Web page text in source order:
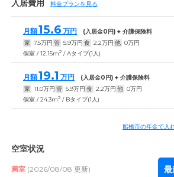
入居費用 料金プランを見る
月額15.6 万円 (入居金0円) + 介護保険料
家 7.5万円 管 5.9万円 食 2.2万円 他 0万円
個室 / 12.15m2 / Aタイプ(1人)
月額19.1 万円 (入居金0円) + 介護保険料
家 11.0万円 管 5.9万円 食 2.2万円 他 0万円
個室 / 24.3m2 / Bタイプ(1人)
船橋市の年金で入
空室状況
満室 (2026/08/08 更新) 最